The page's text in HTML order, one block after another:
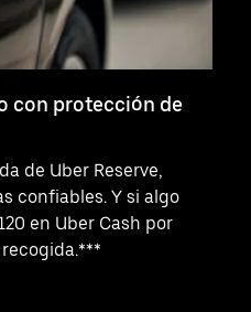
con protección de
de Uber Reserve,
confiables. Y si algo
en Uber Cash por